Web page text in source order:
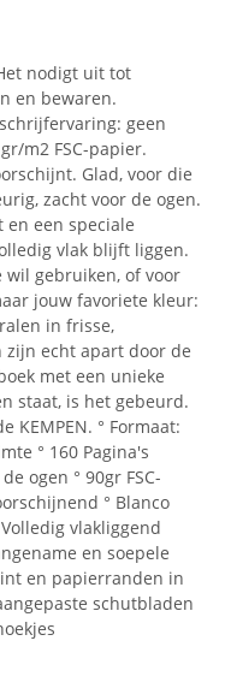
nodigt uit tot
en bewaren.
geen
m2 FSC-papier.
Glad, voor die
zacht voor de ogen.
en een speciale
vlak blijft liggen.
wil gebruiken, of voor
jouw favoriete kleur:
in frisse,
echt apart door de
met een unieke
staat, is het gebeurd.
KEMPEN. ° Formaat:
° 160 Pagina's
ogen ° 90gr FSC-
° Blanco
vlakliggend
en soepele
en papierranden in
schutbladen